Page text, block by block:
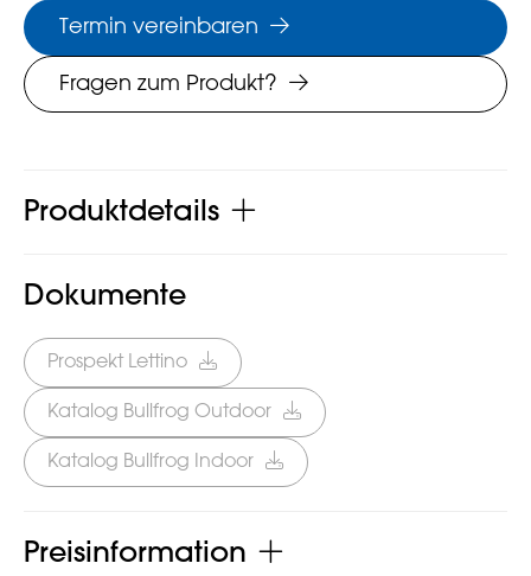
Termin vereinbaren
Fragen zum Produkt?
Produktdetails
Dokumente
Prospekt Lettino
Katalog Bullfrog Outdoor
Katalog Bullfrog Indoor
Preisinformation